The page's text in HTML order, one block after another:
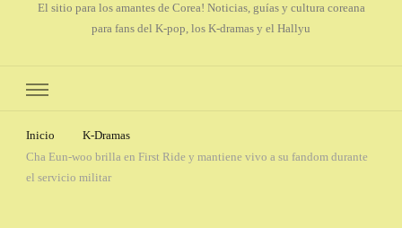
El sitio para los amantes de Corea! Noticias, guías y cultura coreana
para fans del K-pop, los K-dramas y el Hallyu
Inicio
K-Dramas
Cha Eun-woo brilla en First Ride y mantiene vivo a su fandom durante
el servicio militar